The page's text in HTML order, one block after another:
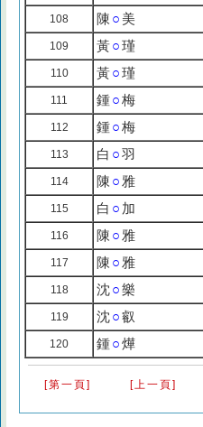
108 陳 ○ 美
109 黃○瑾
110 黃○瑾
111 鍾○梅
112 鍾○梅
113 白 ○羽
114 陳 ○ 雅
115 白 ○ 加
116 陳 ○ 雅
117 陳 ○ 雅
118 沈○樂
119 沈○叡
120 鍾○燁
[第一頁] [上一頁]